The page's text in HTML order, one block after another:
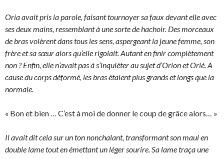
Oria avait pris la parole, faisant tournoyer sa faux devant elle avec
ses deux mains, ressemblant à une sorte de hachoir. Des morceaux
de bras volèrent dans tous les sens, aspergeant la jeune femme, son
frère et sa sœur alors qu’elle rigolait. Autant en finir complètement
non ? Enfin, elle n’avait pas à s’inquiéter au sujet d’Orion et Orié. A
cause du corps déformé, les bras étaient plus grands et longs que la
normale.
« Bon et bien … C’est à moi de donner le coup de grâce alors… »
Il avait dit cela sur un ton nonchalant, transformant son maul en
double lame tout en émettant un léger sourire. Sa lame traça une